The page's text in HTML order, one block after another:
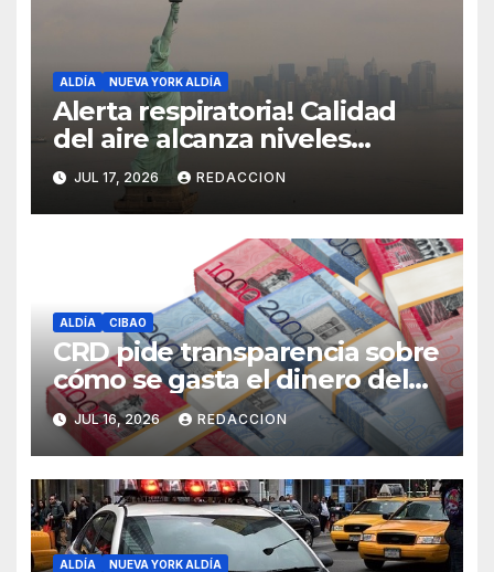
ALDÍA NUEVA YORK ALDÍA
Alerta respiratoria! Calidad
del aire alcanza niveles
peligrosos en NYC
JUL 17, 2026 REDACCION
ALDÍA CIBAO
CRD pide transparencia sobre
cómo se gasta el dinero del
Seguro Familiar de Salud
JUL 16, 2026 REDACCION
ALDÍA NUEVA YORK ALDÍA